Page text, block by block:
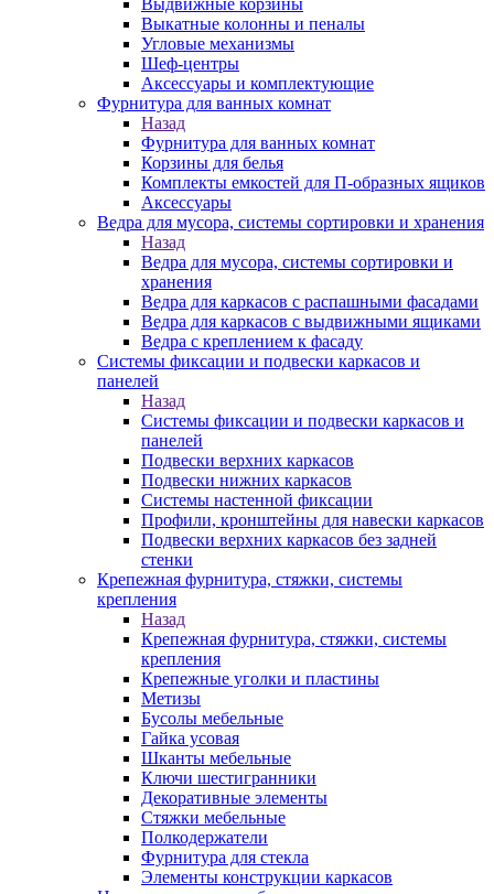
Выдвижные корзины
Выкатные колонны и пеналы
Угловые механизмы
Шеф-центры
Аксессуары и комплектующие
Фурнитура для ванных комнат
Назад
Фурнитура для ванных комнат
Корзины для белья
Комплекты емкостей для П-образных ящиков
Аксессуары
Ведра для мусора, системы сортировки и хранения
Назад
Ведра для мусора, системы сортировки и
хранения
Ведра для каркасов с распашными фасадами
Ведра для каркасов с выдвижными ящиками
Ведра с креплением к фасаду
Системы фиксации и подвески каркасов и
панелей
Назад
Системы фиксации и подвески каркасов и
панелей
Подвески верхних каркасов
Подвески нижних каркасов
Системы настенной фиксации
Профили, кронштейны для навески каркасов
Подвески верхних каркасов без задней
стенки
Крепежная фурнитура, стяжки, системы
крепления
Назад
Крепежная фурнитура, стяжки, системы
крепления
Крепежные уголки и пластины
Метизы
Бусолы мебельные
Гайка усовая
Шканты мебельные
Ключи шестигранники
Декоративные элементы
Стяжки мебельные
Полкодержатели
Фурнитура для стекла
Элементы конструкции каркасов